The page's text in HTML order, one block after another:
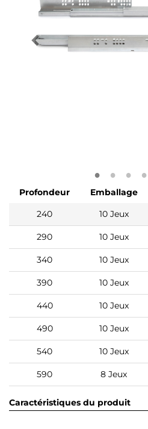
Profondeur Emballage
240
10 Jeux
290 10 Jeux
340 10 Jeux
390 10 Jeux
440 10 Jeux
490 10 Jeux
540 10 Jeux
590 8 Jeux
Caractéristiques du produit